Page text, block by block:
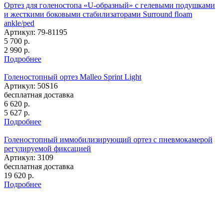
Ортез для голеностопа «U-образный» с гелевыми подушками
и жесткими боковыми стабилизаторами Surround floam
ankle/ped
Артикул: 79-81195
5 700 р.
2 990 р.
Подробнее
Голеностопный ортез Malleo Sprint Light
Артикул: 50S16
бесплатная доставка
6 620 р.
5 627 р.
Подробнее
Голеностопный иммобилизирующий ортез с пневмокамерой
регулируемой фиксацией
Артикул: 3109
бесплатная доставка
19 620 р.
Подробнее